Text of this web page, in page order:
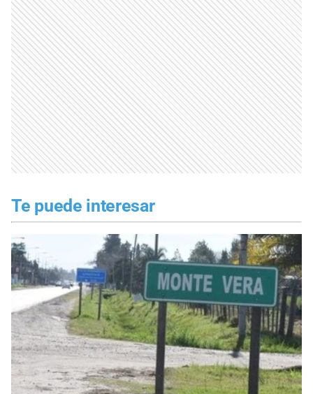
Te puede interesar